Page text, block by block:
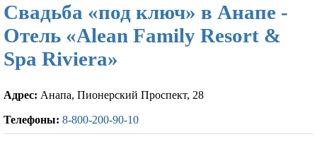
Свадьба «под ключ» в Анапе -
Отель «Alean Family Resort &
Spa Riviera»
Адрес: Анапа, Пионерский Проспект, 28
Телефоны: 8-800-200-90-10